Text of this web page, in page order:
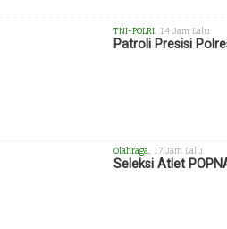
TNI-POLRI , 14 Jam Lalu
Patroli Presisi
Olahraga , 17 Jam Lalu
Seleksi Atlet